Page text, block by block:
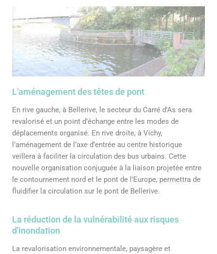
L'aménagement des têtes de pont
En rive gauche, à Bellerive, le secteur du Carré d’As sera
revalorisé et un point d’échange entre les modes de
déplacements organisé. En rive droite, à Vichy,
l’aménagement de l’axe d’entrée au centre historique
veillera à faciliter la circulation des bus urbains. Cette
nouvelle organisation conjuguée à la liaison projetée entre
le contournement nord et le pont de l’Europe, permettra de
fluidifier la circulation sur le pont de Bellerive.
La réduction de la vulnérabilité aux risques
d'inondation
La revalorisation environnementale, paysagère et